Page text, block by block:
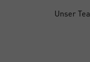
Unser